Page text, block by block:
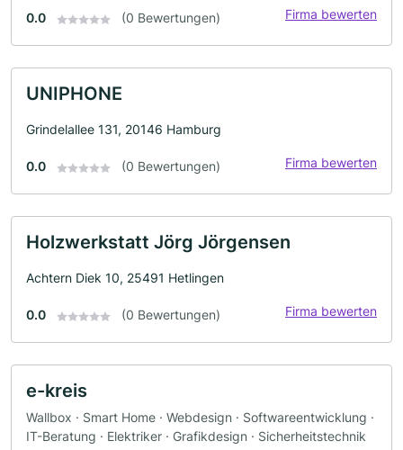
0.0 (0 Bewertungen) Firma bewerten
UNIPHONE
Grindelallee 131, 20146 Hamburg
0.0 (0 Bewertungen) Firma bewerten
Holzwerkstatt Jörg Jörgensen
Achtern Diek 10, 25491 Hetlingen
0.0 (0 Bewertungen) Firma bewerten
e-kreis
Wallbox · Smart Home · Webdesign · Softwareentwicklung ·
IT-Beratung · Elektriker · Grafikdesign · Sicherheitstechnik